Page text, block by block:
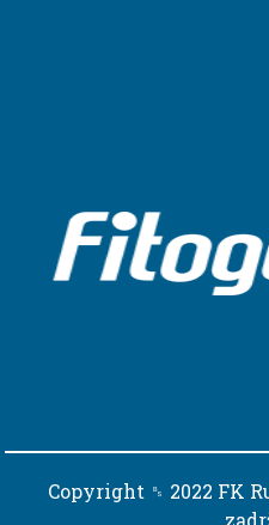
Copyright ␈ 2022 FK